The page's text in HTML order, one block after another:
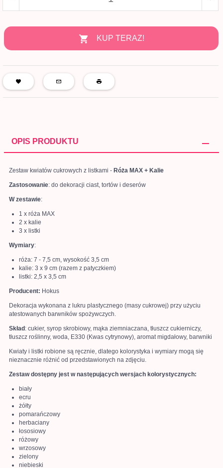
KUP TERAZ!
OPIS PRODUKTU
Zestaw kwiatów cukrowych z listkami - Róża MAX + Kalie
Zastosowanie: do dekoracji ciast, tortów i deserów
W zestawie:
1 x róża MAX
2 x kalie
3 x listki
Wymiary:
róża: 7 - 7,5 cm, wysokość 3,5 cm
kalie: 3 x 9 cm (razem z patyczkiem)
listki: 2,5 x 3,5 cm
Producent: Hokus
Dekoracja wykonana z lukru plastycznego (masy cukrowej) przy użyciu
atestowanych barwników spożywczych.
Skład : cukier, syrop skrobiowy, mąka ziemniaczana, tłuszcz cukierniczy,
tłuszcz roślinny, woda, E330 (Kwas cytrynowy), aromat migdałowy, barwniki
Kwiaty i listki robione są ręcznie, dlatego kolorystyka i wymiary mogą się
nieznacznie różnić od przedstawionych na zdjęciu.
Zestaw dostępny jest w następujących wersjach kolorystycznych:
biały
ecru
żółty
pomarańczowy
herbaciany
łososiowy
różowy
wrzosowy
zielony
niebieski